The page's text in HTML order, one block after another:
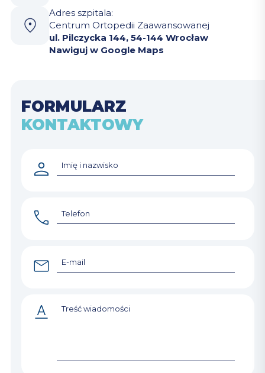
Adres szpitala:
Centrum Ortopedii Zaawansowanej
ul. Pilczycka 144, 54-144 Wrocław
Nawiguj w Google Maps
FORMULARZ
KONTAKTOWY